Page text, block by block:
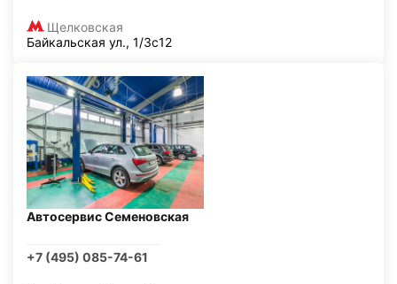
Щелковская
Байкальская ул., 1/3с12
Автосервис Семеновская
+7 (495) 085-74-61